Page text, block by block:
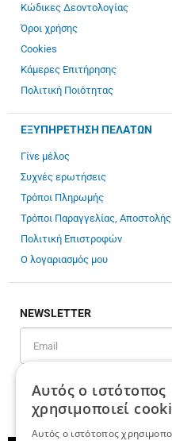
Κώδικες Δεοντολογίας
Όροι χρήσης
Cookies
Κάμερες Επιτήρησης
Πολιτική Ποιότητας
ΕΞΥΠΗΡΕΤΗΣΗ ΠΕΛΑΤΩΝ
Γίνε μέλος
Συχνές ερωτήσεις
Τρόποι Πληρωμής
Τρόποι Παραγγελίας,
Πολιτική Επιστροφών
Ο λογαριασμός μου
NEWSLETTER
Έχω διαβάσει κι αποδέχομαι
Αυτός ο ιστότοπος
χρησιμοποιεί
Αυτός ο ιστότοπος